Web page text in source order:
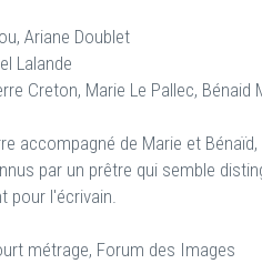
Ariane Doublet
Lalande
Creton, Marie Le Pallec,
accompagné de Marie et
par un prêtre qui semble
pour l'écrivain.
métrage, Forum des Images